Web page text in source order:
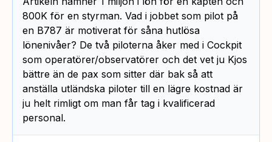
800K för en styrman. Vad i jobbet som pilot på
en B787 är motiverat för såna hutlösa
lönenivåer? De två piloterna åker med i Cockpit
som operatörer/observatörer och det vet ju Kjos
bättre än de pax som sitter där bak så att
anställa utländska piloter till en lägre kostnad är
ju helt rimligt om man får tag i kvalificerad
personal.